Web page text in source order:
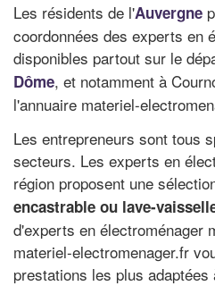
Les résidents de l'Auvergne
coordonnées des experts en
disponibles partout sur le
Dôme, et notamment à
l'annuaire materiel-
Les entrepreneurs sont tous
secteurs. Les experts en
région proposent une
encastrable ou lave-
d'experts en électroménager
materiel-electromenager.fr
prestations les plus